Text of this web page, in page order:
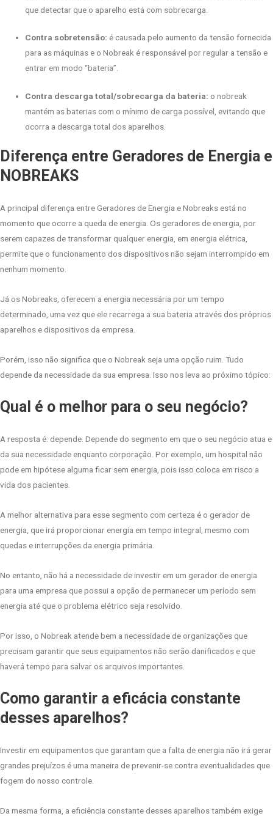
que detectar que o aparelho está com sobrecarga.
Contra sobretensão: é causada pelo aumento da tensão fornecida
para as máquinas e o Nobreak é responsável por regular a tensão e
entrar em modo “bateria”.
Contra descarga total/sobrecarga da bateria: o nobreak
mantém as baterias com o mínimo de carga possível, evitando que
ocorra a descarga total dos aparelhos.
Diferença entre Geradores de Energia e
NOBREAKS
A principal diferença entre Geradores de Energia e Nobreaks está no
momento que ocorre a queda de energia. Os geradores de energia, por
serem capazes de transformar qualquer energia, em energia elétrica,
permite que o funcionamento dos dispositivos não sejam interrompido em
nenhum momento.
Já os Nobreaks, oferecem a energia necessária por um tempo
determinado, uma vez que ele recarrega a sua bateria através dos próprios
aparelhos e dispositivos da empresa.
Porém, isso não significa que o Nobreak seja uma opção ruim. Tudo
depende da necessidade da sua empresa. Isso nos leva ao próximo tópico:
Qual é o melhor para o seu negócio?
A resposta é: depende. Depende do segmento em que o seu negócio atua e
da sua necessidade enquanto corporação. Por exemplo, um hospital não
pode em hipótese alguma ficar sem energia, pois isso coloca em risco a
vida dos pacientes.
A melhor alternativa para esse segmento com certeza é o gerador de
energia, que irá proporcionar energia em tempo integral, mesmo com
quedas e interrupções da energia primária.
No entanto, não há a necessidade de investir em um gerador de energia
para uma empresa que possui a opção de permanecer um período sem
energia até que o problema elétrico seja resolvido.
Por isso, o Nobreak atende bem a necessidade de organizações que
precisam garantir que seus equipamentos não serão danificados e que
haverá tempo para salvar os arquivos importantes.
Como garantir a eficácia constante
desses aparelhos?
Investir em equipamentos que garantam que a falta de energia não irá gerar
grandes prejuízos é uma maneira de prevenir-se contra eventualidades que
fogem do nosso controle.
Da mesma forma, a eficiência constante desses aparelhos também exige